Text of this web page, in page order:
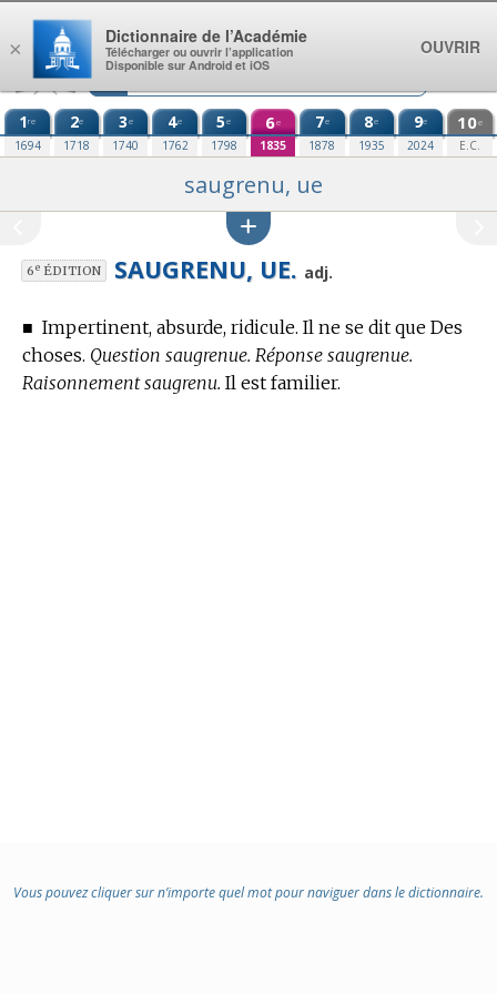
Aller au contenu
1re
1694
2e
1718
3e
1740
4e
1762
5e
1798
6e
1835
7e
1878
8e
1935
9e
2024
10e
E.C.
saugrenu, ue
6eÉDITION SAUGRENU, UE. adj.
■ Impertinent, absurde, ridicule. Il ne se dit que Des
choses. Question saugrenue. Réponse saugrenue.
Raisonnement saugrenu. Il est familier.
Vous pouvez cliquer sur n’importe quel mot pour naviguer dans le dictionnaire.
×
Dictionnaire de l’Académie
Télécharger ou ouvrir l’application
Disponible sur Android et iOS
OUVRIR